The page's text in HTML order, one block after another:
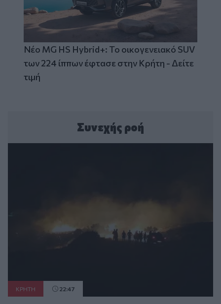
Νέο MG HS Hybrid+: Το οικογενειακό SUV
των 224 ίππων έφτασε στην Κρήτη - Δείτε
τιμή
Συνεχής ροή
ΚΡΗΤΗ 22:47